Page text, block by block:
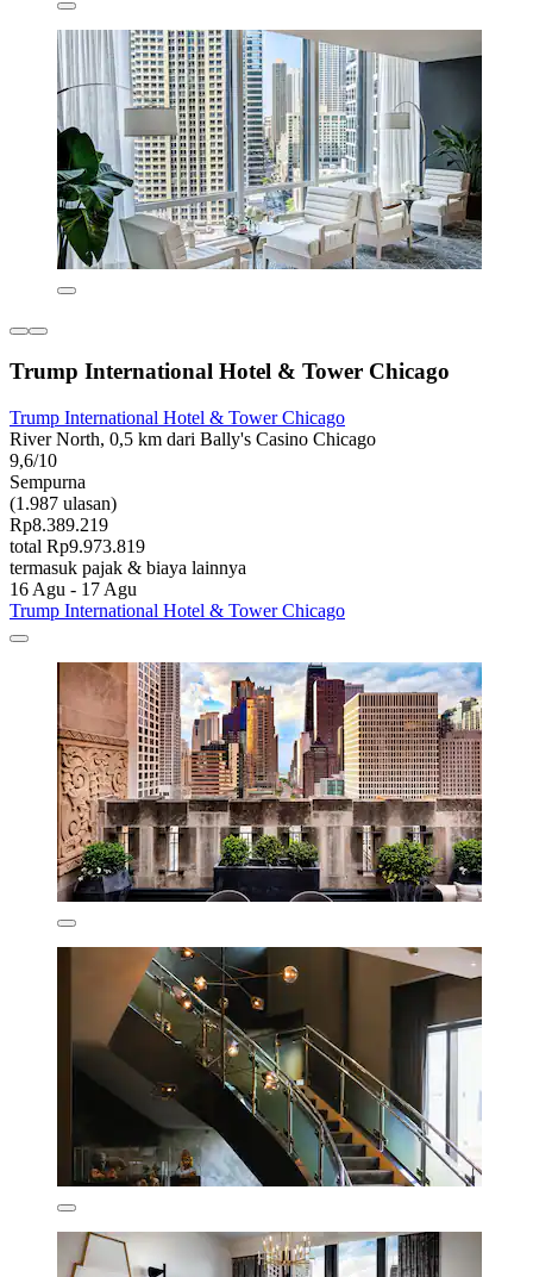
Trump International Hotel & Tower Chicago
Trump International Hotel & Tower Chicago
River North, 0,5 km dari Bally's Casino Chicago
9,6/10
Sempurna
(1.987 ulasan)
Rp8.389.219
total Rp9.973.819
termasuk pajak & biaya lainnya
16 Agu - 17 Agu
Trump International Hotel & Tower Chicago